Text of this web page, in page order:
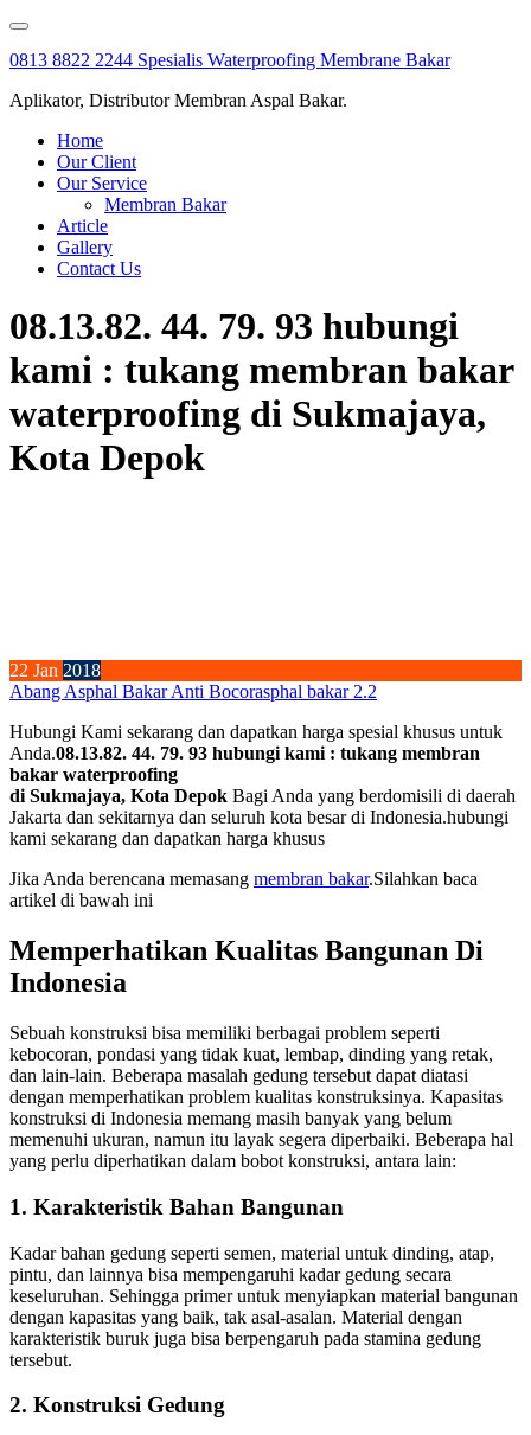
Skip
content
0813 8822 2244 Spesialis Waterproofing Membrane Bakar
Aplikator, Distributor Membran Aspal Bakar.
Home
Our Client
Our Service
Membran Bakar
Article
Gallery
Contact Us
08.13.82. 44. 79. 93 hubungi
kami : tukang membran bakar
waterproofing di Sukmajaya,
Kota Depok
22 Jan 2018
Abang Asphal Bakar Anti Bocorasphal bakar 2.2
Hubungi Kami sekarang dan dapatkan harga spesial khusus untuk
Anda.08.13.82. 44. 79. 93 hubungi kami : tukang membran
bakar waterproofing
di Sukmajaya, Kota Depok Bagi Anda yang berdomisili di daerah
Jakarta dan sekitarnya dan seluruh kota besar di Indonesia.hubungi
kami sekarang dan dapatkan harga khusus
Jika Anda berencana memasang membran bakar.Silahkan baca
artikel di bawah ini
Memperhatikan Kualitas Bangunan Di
Indonesia
Sebuah konstruksi bisa memiliki berbagai problem seperti
kebocoran, pondasi yang tidak kuat, lembap, dinding yang retak,
dan lain-lain. Beberapa masalah gedung tersebut dapat diatasi
dengan memperhatikan problem kualitas konstruksinya. Kapasitas
konstruksi di Indonesia memang masih banyak yang belum
memenuhi ukuran, namun itu layak segera diperbaiki. Beberapa hal
yang perlu diperhatikan dalam bobot konstruksi, antara lain:
1. Karakteristik Bahan Bangunan
Kadar bahan gedung seperti semen, material untuk dinding, atap,
pintu, dan lainnya bisa mempengaruhi kadar gedung secara
keseluruhan. Sehingga primer untuk menyiapkan material bangunan
dengan kapasitas yang baik, tak asal-asalan. Material dengan
karakteristik buruk juga bisa berpengaruh pada stamina gedung
tersebut.
2. Konstruksi Gedung